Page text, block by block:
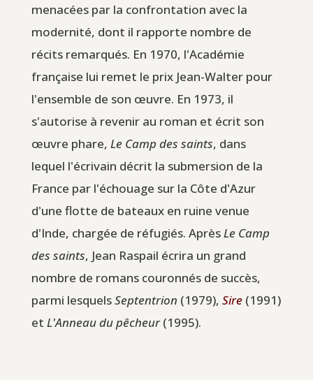
menacées par la confrontation avec la
modernité, dont il rapporte nombre de
récits remarqués. En 1970, l'Académie
française lui remet le prix Jean-Walter pour
l'ensemble de son œuvre. En 1973, il
s'autorise à revenir au roman et écrit son
œuvre phare, Le Camp des saints, dans
lequel l'écrivain décrit la submersion de la
France par l'échouage sur la Côte d'Azur
d'une flotte de bateaux en ruine venue
d'Inde, chargée de réfugiés. AprèsLe Camp
des saints, Jean Raspail écrira un grand
nombre de romans couronnés de succès,
parmi lesquelsSeptentrion (1979), Sire(1991)
et L'Anneau du pêcheur(1995).